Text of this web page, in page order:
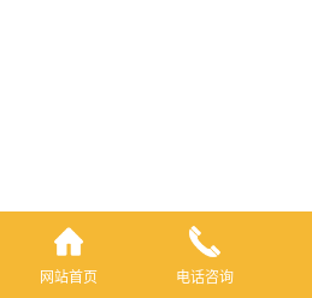
网站首页 电话咨询